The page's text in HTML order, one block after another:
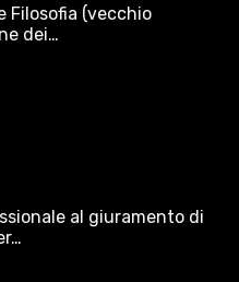
Filosofia (vecchio
dei…
al giuramento di